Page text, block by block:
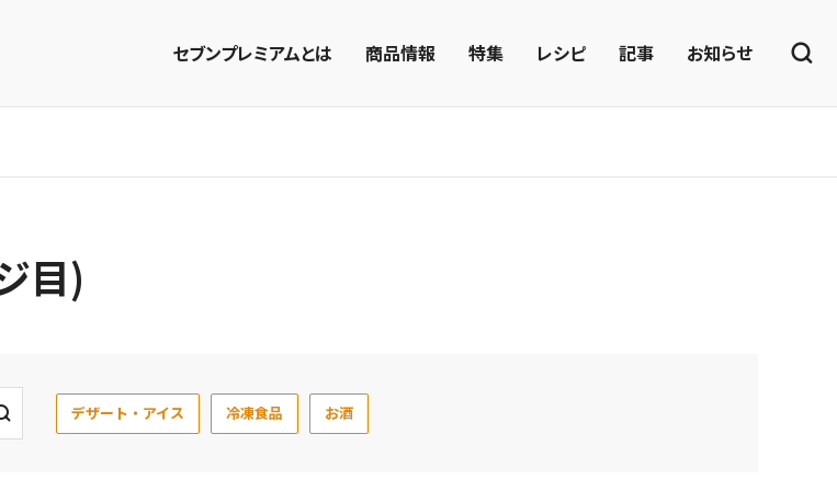
セブンプレミアムとは 商品情報 特集 レシピ 記事 お知らせ
目)
デザート・アイス 冷凍食品 お酒